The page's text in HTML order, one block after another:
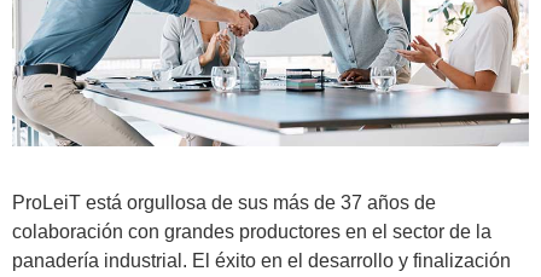
ProLeiT está orgullosa de sus más de 37 años de
colaboración con grandes productores en el sector de la
panadería industrial. El éxito en el desarrollo y finalización